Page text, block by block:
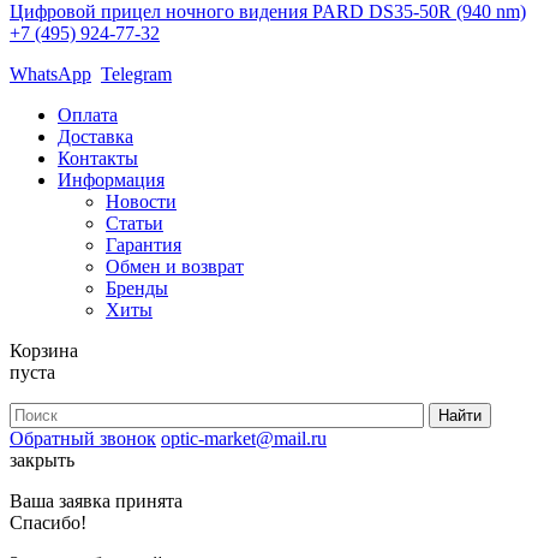
Цифровой прицел ночного видения PARD DS35-50R (940 nm)
+7 (495) 924-77-32
WhatsApp Telegram
Оплата
Доставка
Контакты
Информация
Новости
Статьи
Гарантия
Обмен и возврат
Бренды
Хиты
Корзина
пуста
Обратный звонок optic-market@mail.ru
закрыть
Ваша заявка принята
Спасибо!